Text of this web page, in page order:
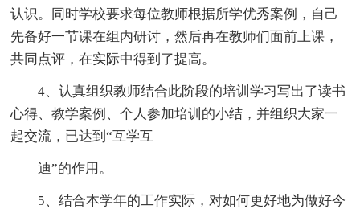
认识。同时学校要求每位教师根据所学优秀案例，自己
先备好一节课在组内研讨，然后再在教师们面前上课，
共同点评，在实际中得到了提高。
4、认真组织教师结合此阶段的培训学习写出了读书
心得、教学案例、个人参加培训的小结，并组织大家一
起交流，已达到“互学互
迪”的作用。
5、结合本学年的工作实际，对如何更好地为做好今